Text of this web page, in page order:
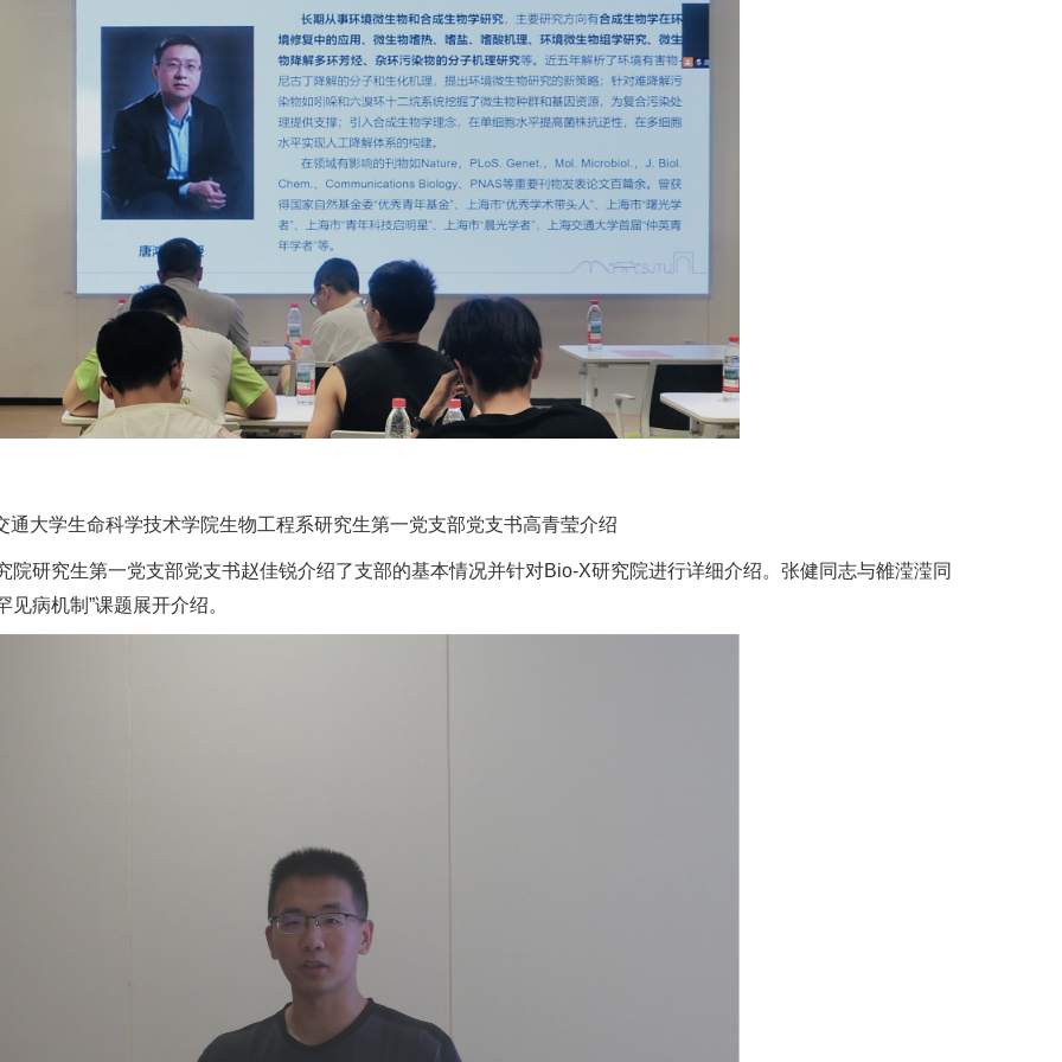
通大学生命科学技术学院生物工程系研究生第一党支部党支书高青莹介绍
研究生第一党支部党支书赵佳锐介绍了支部的基本情况并针对Bio-X研究院进行详细介绍。张健同志与雒滢滢同
病机制”课题展开介绍。